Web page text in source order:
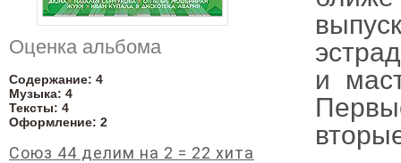
и
Оценка альбома
Содержание: 4
Музыка: 4
Тексты: 4
Оформление: 2
Союз 44 делим на 2 = 22 хита